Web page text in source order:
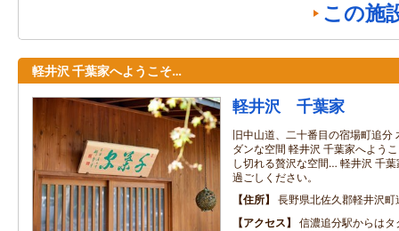
この施
軽井沢 千葉家へようこそ…
軽井沢 千葉家
旧中山道、二十番目の宿場町追
ダンな空間 軽井沢 千葉家へよう
し切れる贅沢な空間… 軽井沢 千
過ごしください。
住所
長野県北佐久郡軽井沢町
アクセス
信濃追分駅からは